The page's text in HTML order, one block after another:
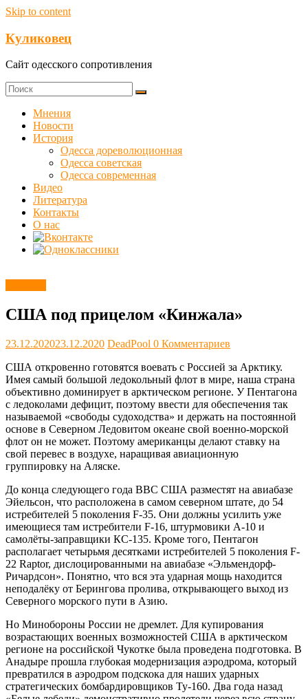
Skip to content
Куликовец
Сайт одесского сопротивления
Мнения
Новости
История
Одесса дореволюционная
Одесса советская
Одесса современная
Видео
Литература
Контакты
О нас
США под прицелом «Кинжала»
23.12.202023.12.2020 DeadPool 0 Комментариев
США откровенно готовятся воевать с Россией за Арктику.
Имея самый большой ледокольный флот в мире, наша страна
объективно доминирует в арктическом регионе. У Пентагона
с ледоколами дефицит, поэтому ввести для обеспечения так
называемой «свободы судоходства» и держать на постоянной
основе в Северном Ледовитом океане свой военно-морской
флот он не может. Поэтому американцы делают ставку на
свой перевес в воздухе, наращивая авиационную
группировку на Аляске.
До конца следующего года ВВС США разместят на авиабазе
Эйельсон, что расположена в самом северном штате, до 54
истребителей 5 поколения F-35. Они должны усилить уже
имеющиеся там истребители F-16, штурмовики А-10 и
самолёты-заправщики КС-135. Кроме того, Пентагон
располагает четырьмя десятками истребителей 5 поколения F-
22 Raptor, дислоцированными на авиабазе «Эльмендорф-
Ричардсон». Понятно, что вся эта ударная мощь находится
неподалёку от Берингова пролива, открывающего выход из
Северного морского пути в Азию.
Но Минобороны России не дремлет. Для купирования
возрастающих военных возможностей США в арктическом
регионе на российской Чукотке была проведена подготовка. В
Анадыре прошла глубокая модернизация аэродрома, который
превратился в аэродром подскока для наших ударных
стратегических бомбардировщиков Ту-160. Два года назад